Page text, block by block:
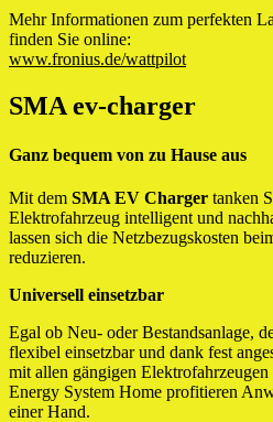
Mehr Informationen zum perfekten
finden Sie online:
www.fronius.de/wattpilot
SMA ev-charger
Ganz bequem von zu Hause aus
Mit dem SMA EV Charger tanken
Elektrofahrzeug intelligent und
lassen sich die Netzbezugskosten
reduzieren.
Universell einsetzbar
Egal ob Neu- oder Bestandsanlage,
flexibel einsetzbar und dank fest
mit allen gängigen
Energy System Home profitieren
einer Hand.